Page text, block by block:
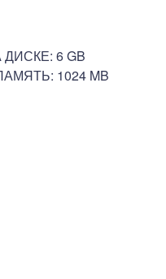
6 GB
1024 MB